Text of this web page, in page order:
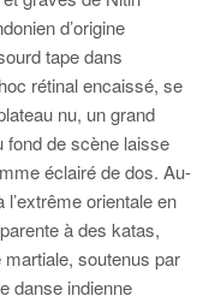
d’origine
tape dans
rétinal encaissé, se
nu, un grand
fond de scène laisse
éclairé de dos. Au-
orientale en
à des katas,
soutenus par
danse indienne